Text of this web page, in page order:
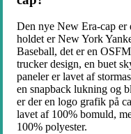
Den nye New Era-cap er
holdet er New York
Baseball, det er en
trucker design, en buet
paneler er lavet af
en snapback lukning og
er der en logo grafik på
lavet af 100% bomuld,
100% polyester.